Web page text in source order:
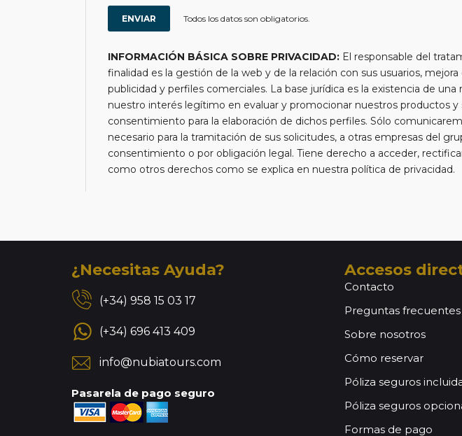
Todos los datos son obligatorios.
INFORMACIÓN BÁSICA SOBRE PRIVACIDAD: El responsable del
finalidad es la gestión de la web y de la relación con sus usuarios, mejora
publicidad y perfiles comerciales. La base jurídica es la existencia de una
nuestro interés legítimo en evaluar y promocionar nuestros productos y
consentimiento para la elaboración de dichos perfiles. Sólo
necesario para la tramitación de sus solicitudes, a otras empresas del
consentimiento o por obligación legal. Tiene derecho a acceder,
como otros derechos como se explica en nuestra política de privacidad.
¿Necesitas Ayuda?
(+34) 958 15 03 17
(+34) 696 413 409
info@nubiatours.com
Pasarela de pago seguro
Accesos
Contacto
Preguntas frecuentes
Sobre nosotros
Cómo reservar
Póliza seguros
Póliza seguros
Formas de pago